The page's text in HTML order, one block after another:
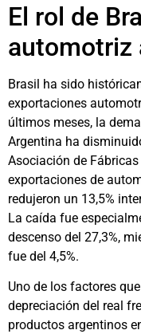
El rol de
automotriz
Brasil ha sido
exportaciones
últimos meses, la
Argentina ha
Asociación de
exportaciones de
redujeron un 13,5%
La caída fue
descenso del 27,3%,
fue del 4,5%.
Uno de los factores
depreciación del real
productos argentinos